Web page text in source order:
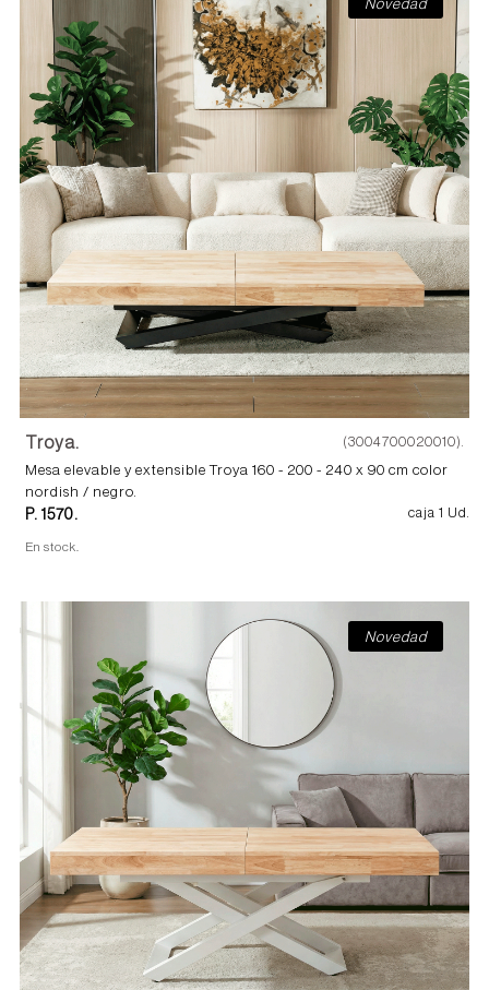
Novedad
Troya. (3004700020010).
Mesa elevable y extensible Troya 160 - 200 - 240 x 90 cm color
nordish / negro.
P. 1570. caja 1 Ud.
En stock.
Novedad